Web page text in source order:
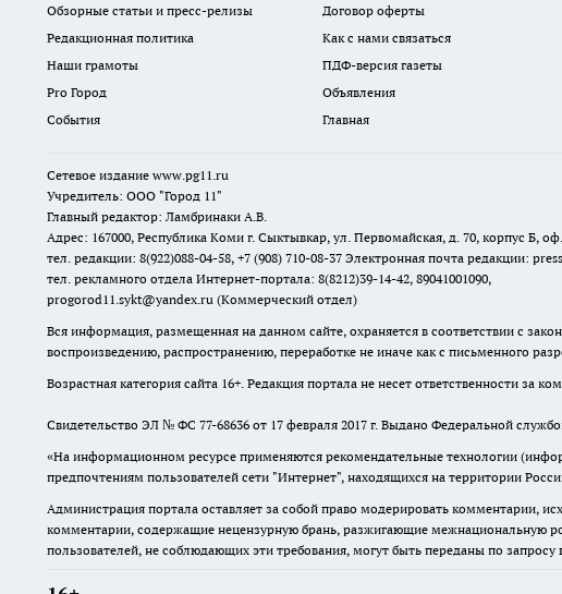
Обзорные статьи и пресс-релизы Договор оферты
Редакционная политика
Как с нами связаться
Наши грамоты
ПДФ-версия газеты
Pro Город
Объявления
События
Главная
Сетевое издание www.pg11.ru
Учредитель: ООО "Город 11"
Главный редактор: Ламбринаки А.В.
Адрес: 167000, Республика Коми г. Сыктывкар, ул. Первомайская, д. 70, корпус Б,
тел. редакции: 8(922)088-04-58, +7 (908) 710-08-37 Электронная почта редакции:
тел. рекламного отдела Интернет-портала: 8(8212)39-14-42, 89041001090,
progorod11.sykt@yandex.ru (Коммерческий отдел)
Вся информация, размещенная на данном сайте, охраняется в соответствии с
воспроизведению, распространению, переработке не иначе как с письменного
Возрастная категория сайта 16+. Редакция портала не несет ответственности
Свидетельство ЭЛ № ФС 77-68636 от 17 февраля 2017 г. Выдано Федеральной
«На информационном ресурсе применяются рекомендательные технологии
предпочтениям пользователей сети "Интернет", находящихся на территории
Администрация портала оставляет за собой право модерировать комментарии,
комментарии, содержащие нецензурную брань, разжигающие межнациональную
пользователей, не соблюдающих эти требования, могут быть переданы по